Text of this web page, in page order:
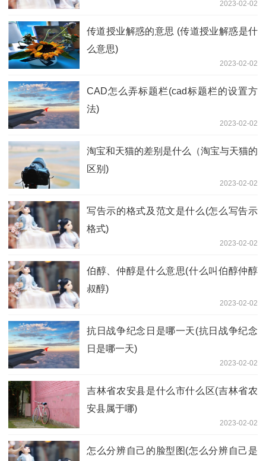
2023-02-02
传道授业解惑的意思 (传道授业解惑是什
么意思)
2023-02-02
CAD怎么弄标题栏(cad标题栏的设置方
法)
2023-02-02
淘宝和天猫的差别是什么（淘宝与天猫的
区别)
2023-02-02
写告示的格式及范文是什么(怎么写告示
格式)
2023-02-02
伯醇、仲醇是什么意思(什么叫伯醇仲醇
叔醇)
2023-02-02
抗日战争纪念日是哪一天(抗日战争纪念
日是哪一天)
2023-02-02
吉林省农安县是什么市什么区(吉林省农
安县属于哪)
2023-02-02
怎么分辨自己的脸型图(怎么分辨自己是